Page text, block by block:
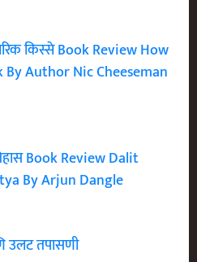
किस्से Book Review How
Author Nic Cheeseman
Book Review Dalit
By Arjun Dangle
उलट तपासणी